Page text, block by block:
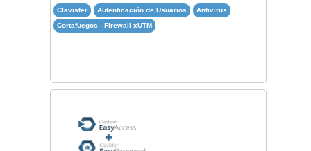
Clavister Autenticación de Usuarios
Antivirus
Cortafuegos - Firewall xUTM